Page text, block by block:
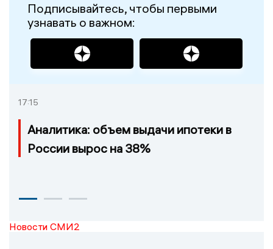
Подписывайтесь, чтобы первыми
узнавать о важном:
17:15
Аналитика: объем выдачи ипотеки в
России вырос на 38%
Новости СМИ2